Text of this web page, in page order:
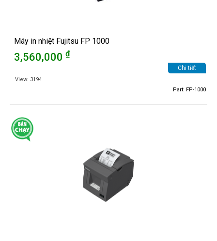
Máy in nhiệt Fujitsu FP 1000
3,560,000 ₫
Chi tiết
View: 3194
Part: FP-1000